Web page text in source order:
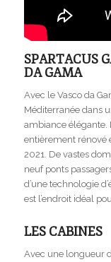
SPARTACUS
DA GAMA
Avec le Vasco da
Méditerranée dans
ambiance élégante.
entièrement rénové
2021. De vastes
neuf ponts
d’une technologie
est l’endroit idéal
LES CABINES
Avec une longueur